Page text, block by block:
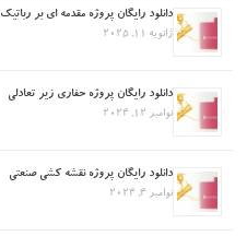
دانلود رایگان پروژه مقدمه ای بر رباتیک
ژانویه 11, 2025
دانلود رایگان پروژه حفاری زیر تعادلی
نوامبر 12, 2024
دانلود رایگان پروژه نقشه کشی صنعتی
نوامبر 4, 2024